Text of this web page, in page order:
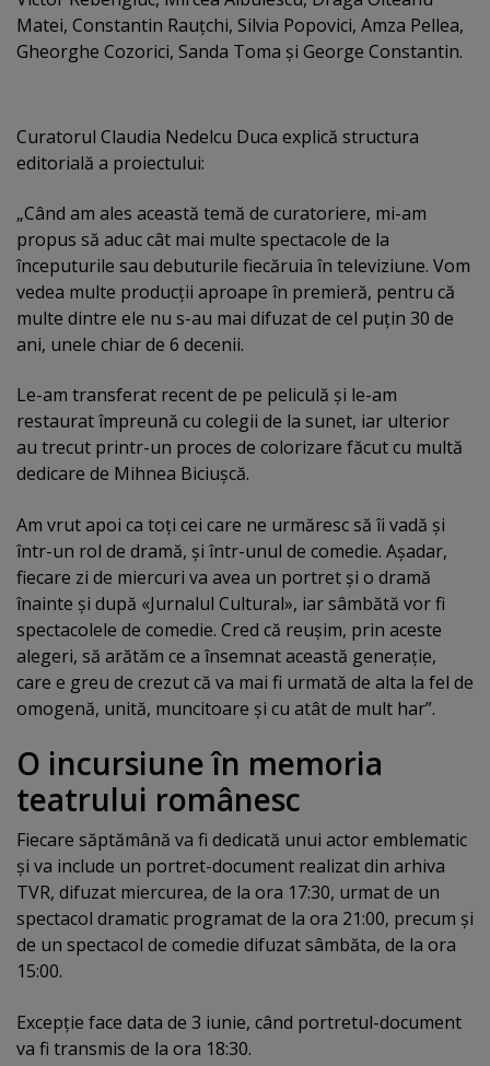
Matei, Constantin Rauţchi, Silvia Popovici, Amza Pellea,
Gheorghe Cozorici, Sanda Toma şi George Constantin.
Curatorul Claudia Nedelcu Duca explică structura
editorială a proiectului:
„Când am ales această temă de curatoriere, mi-am
propus să aduc cât mai multe spectacole de la
începuturile sau debuturile fiecăruia în televiziune. Vom
vedea multe producţii aproape în premieră, pentru că
multe dintre ele nu s-au mai difuzat de cel puţin 30 de
ani, unele chiar de 6 decenii.
Le-am transferat recent de pe peliculă şi le-am
restaurat împreună cu colegii de la sunet, iar ulterior
au trecut printr-un proces de colorizare făcut cu multă
dedicare de Mihnea Biciuşcă.
Am vrut apoi ca toţi cei care ne urmăresc să îi vadă şi
într-un rol de dramă, şi într-unul de comedie. Aşadar,
fiecare zi de miercuri va avea un portret şi o dramă
înainte şi după «Jurnalul Cultural», iar sâmbătă vor fi
spectacolele de comedie. Cred că reuşim, prin aceste
alegeri, să arătăm ce a însemnat această generaţie,
care e greu de crezut că va mai fi urmată de alta la fel de
omogenă, unită, muncitoare şi cu atât de mult har”.
O incursiune în memoria
teatrului românesc
Fiecare săptămână va fi dedicată unui actor emblematic
şi va include un portret-document realizat din arhiva
TVR, difuzat miercurea, de la ora 17:30, urmat de un
spectacol dramatic programat de la ora 21:00, precum şi
de un spectacol de comedie difuzat sâmbăta, de la ora
15:00.
Excepţie face data de 3 iunie, când portretul-document
va fi transmis de la ora 18:30.